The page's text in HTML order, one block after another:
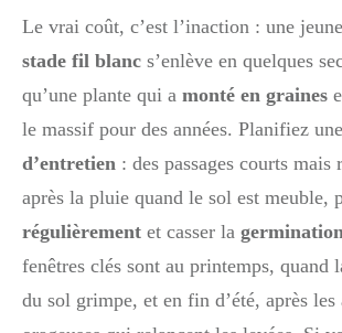
Le vrai coût, c’est l’inaction : une
stade fil blanc s’enlève en quelques
qu’une plante qui a monté en graines
le massif pour des années. Planifiez une
d’entretien : des passages courts mais
après la pluie quand le sol est meuble,
régulièrement et casser la
fenêtres clés sont au printemps, quand
du sol grimpe, et en fin d’été, après les